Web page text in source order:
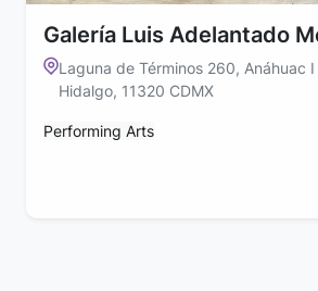
Galería Luis Adelantado
Laguna de Términos 260, Anáhuac
Hidalgo, 11320 CDMX
Performing Arts